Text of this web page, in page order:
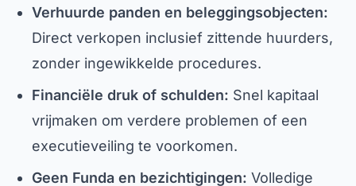
Verhuurde panden en beleggingsobjecten:
Direct verkopen inclusief zittende huurders,
zonder ingewikkelde procedures.
Financiële druk of schulden: Snel kapitaal
vrijmaken om verdere problemen of een
executieveiling te voorkomen.
Geen Funda en bezichtigingen: Volledige